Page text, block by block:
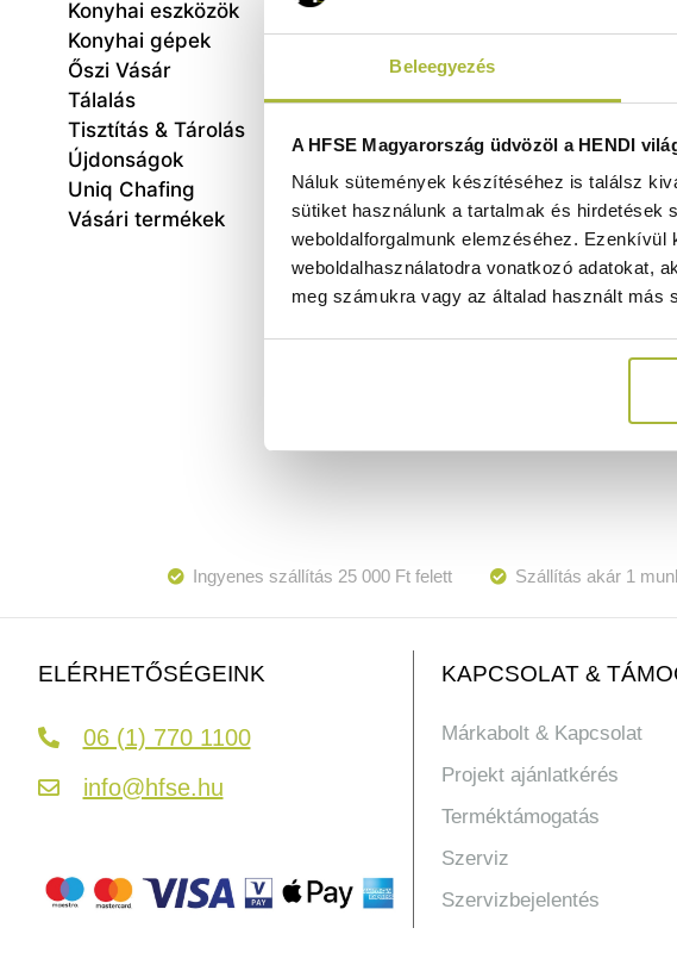
Beleegyezés
A HFSE Magyarország üdvözöl a HENDI
Náluk sütemények készítéséhez is találsz
sütiket használunk a tartalmak és
weboldalforgalmunk elemzéséhez.
weboldalhasználatodra vonatkozó adatokat,
meg számukra vagy az általad használt más
Konyhai eszközök
Konyhai gépek
Őszi Vásár
Tálalás
Tisztítás & Tárolás
Újdonságok
Uniq Chafing
Vásári termékek
Ital melegentartó
230V / 2200W –
HENDI
49.858Ft+
Ingyenes szállítás 25 000 Ft felett Szállítás akár 1
ELÉRHETŐSÉGEINK
06 (1) 770 1100
info@hfse.hu
KAPCSOLAT &
Márkabolt & Kapcsolat
Projekt ajánlatkérés
Terméktámogatás
Szerviz
Szervizbejelentés